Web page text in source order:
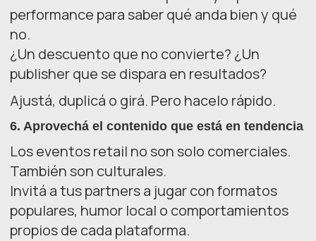
performance para saber qué anda bien y qué
no.
¿Un descuento que no convierte? ¿Un
publisher que se dispara en resultados?
Ajustá, duplicá o girá. Pero hacelo rápido.
6. Aprovechá el contenido que está en tendencia
Los eventos retail no son solo comerciales.
También son culturales.
Invitá a tus partners a jugar con formatos
populares, humor local o comportamientos
propios de cada plataforma.